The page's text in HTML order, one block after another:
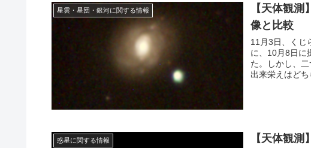
星雲・星団・銀河に関する情報
【天体観
像と比較
11月3日、くじ
に、10月8日に
た。しかし、
出来栄えはどち
惑星に関する情報
【天体観